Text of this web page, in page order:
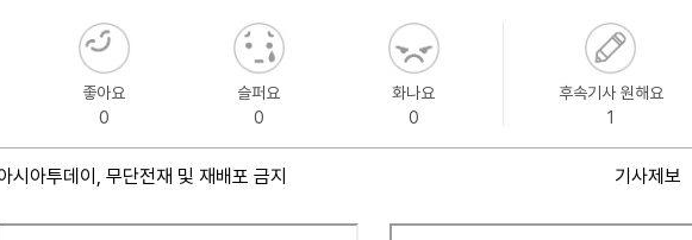
좋아요
0
슬퍼요
0
화나요
0
후속기사 원해요
1
아투데이, 무단전재 및 재배포 금지 기사제보